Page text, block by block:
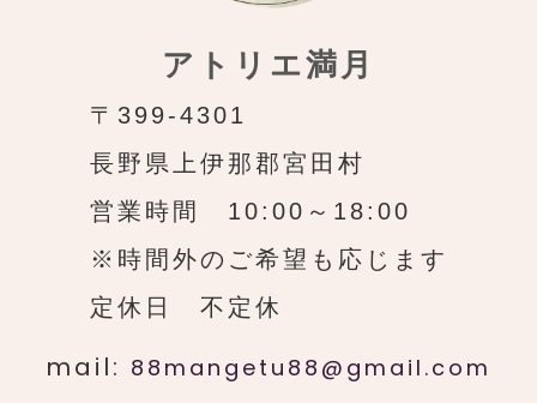
アトリエ満月
〒399-4301
長野県上伊那郡宮田村
営業時間 10:00～18:00
※時間外のご希望も応じます
定休日 不定休
mail: 88mangetu88@gmail.com